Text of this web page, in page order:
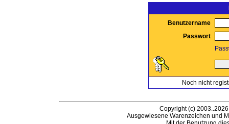
Benutzername
Passwort
Noch nicht
Copyright (c)
Ausgewiesene Warenzeichen und